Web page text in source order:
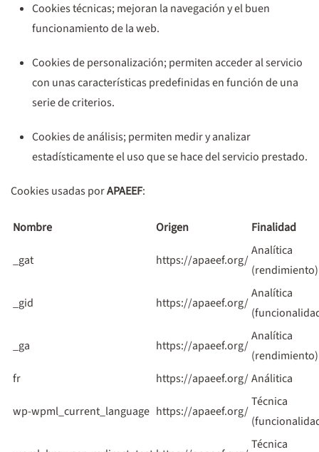
Cookies técnicas;mejoran la navegación y el buen
funcionamiento de la web.
Cookies de personalización;permiten acceder al servicio
con unas características predefinidas en función de una
serie de criterios.
Cookies de análisis;permiten medir y analizar
estadísticamente el uso que se hace del servicio prestado.
Cookies usadas porAPAEEF:
Nombre Origen Finalidad
_gat https://apaeef.org/
Analítica
(rendimiento)
_gid https://apaeef.org/
Analítica
_ga https://apaeef.org/
Analítica
(rendimiento)
fr
https://apaeef.org/Análitica
wp-wpml_current_language https://apaeef.org/
Técnica
Técnica